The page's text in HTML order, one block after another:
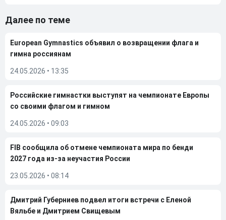
Далее по теме
European Gymnastics объявил о возвращении флага и
гимна россиянам
24.05.2026 • 13:35
Российские гимнастки выступят на чемпионате Европы
со своими флагом и гимном
24.05.2026 • 09:03
FIB сообщила об отмене чемпионата мира по бенди
2027 года из-за неучастия России
23.05.2026 • 08:14
Дмитрий Губерниев подвел итоги встречи с Еленой
Вяльбе и Дмитрием Свищевым